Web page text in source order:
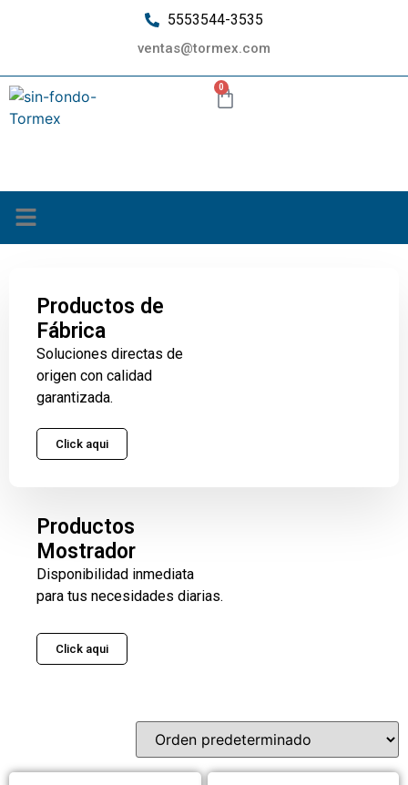
5553544-3535
ventas@tormex.com
0
Productos de
Fábrica
Soluciones directas de
origen con calidad
garantizada.
Click aqui
Productos
Mostrador
Disponibilidad inmediata
para tus necesidades diarias.
Click aqui